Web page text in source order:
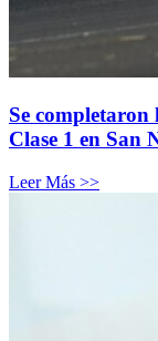
Se completaron
Clase 1 en San
Leer Más >>